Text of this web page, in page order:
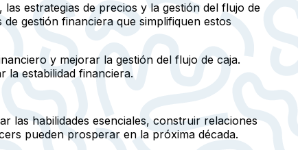
estrategias de precios y la gestión del flujo de
gestión financiera que simplifiquen estos
y mejorar la gestión del flujo de caja.
la estabilidad financiera.
las habilidades esenciales, construir relaciones
pueden prosperar en la próxima década.